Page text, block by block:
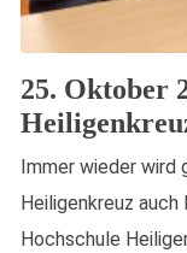
25. Oktober
Immer wieder wird
Heiligenkreuz
Hochschule